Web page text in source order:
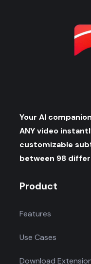
Your AI
ANY video
customizable
between 98
Product
Features
Use Cases
Download